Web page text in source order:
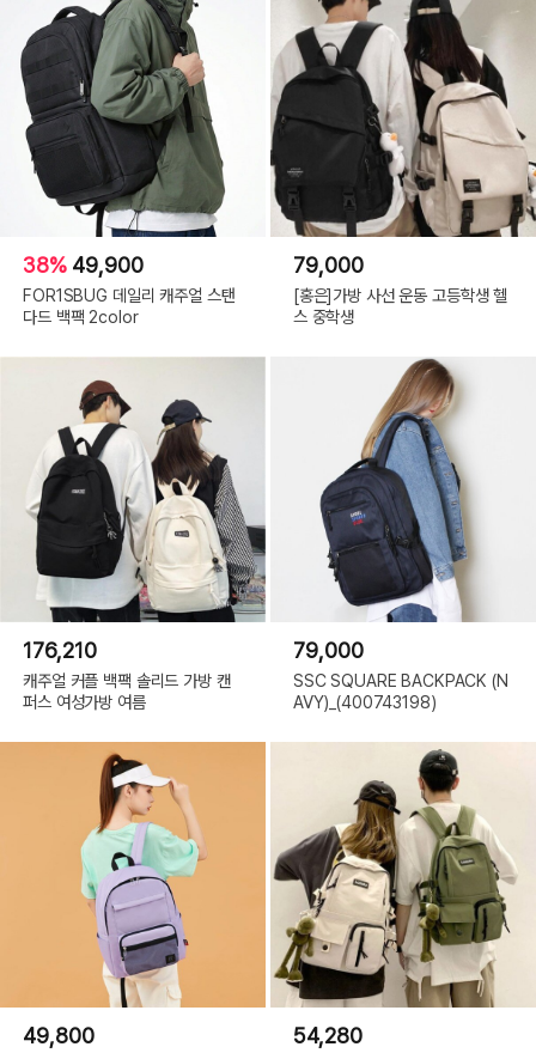
38% 49,900
FOR1SBUG 데일리 캐주얼 스탠
다드 백팩 2color
79,000
[홍은]가방 사선 운동 고등학생 헬
스 중학생
176,210
캐주얼 커플 백팩 솔리드 가방 캔
퍼스 여성가방 여름
79,000
SSC SQUARE BACKPACK (N
AVY)_(400743198)
49,800 54,280